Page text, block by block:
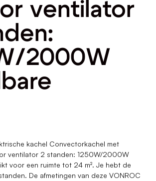
ventilator
2000W
kachel Convectorkachel met
ventilator 2 standen: 1250W/2000W
voor een ruimte tot 24 m². Je hebt de
De afmetingen van deze VONROC